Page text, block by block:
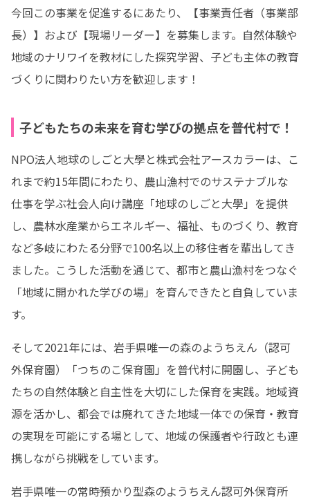
今回この事業を促進するにあたり、【事業責任者（事業部
長）】および【現場リーダー】を募集します。自然体験や
地域のナリワイを教材にした探究学習、子ども主体の教育
づくりに関わりたい方を歓迎します！
子どもたちの未来を育む学びの拠点を普代村で！
NPO法人地球のしごと大學と株式会社アースカラーは、こ
れまで約15年間にわたり、農山漁村でのサステナブルな
仕事を学ぶ社会人向け講座「地球のしごと大學」を提供
し、農林水産業からエネルギー、福祉、ものづくり、教育
など多岐にわたる分野で100名以上の移住者を輩出してき
ました。こうした活動を通じて、都市と農山漁村をつなぐ
「地域に開かれた学びの場」を育んできたと自負していま
す。
そして2021年には、岩手県唯一の森のようちえん（認可
外保育園）「つちのこ保育園」を普代村に開園し、子ども
たちの自然体験と自主性を大切にした保育を実践。地域資
源を活かし、都会では廃れてきた地域一体での保育・教育
の実現を可能にする場として、地域の保護者や行政とも連
携しながら挑戦をしています。
岩手県唯一の常時預かり型森のようちえん認可外保育所